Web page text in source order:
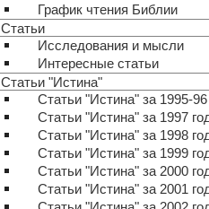
График чтения Библии
Статьи
Исследования и мысли
Интересные статьи
Статьи "Истина"
Статьи "Истина" за 1995-
Статьи "Истина" за 1997
Статьи "Истина" за 1998
Статьи "Истина" за 1999
Статьи "Истина" за 2000
Статьи "Истина" за 2001